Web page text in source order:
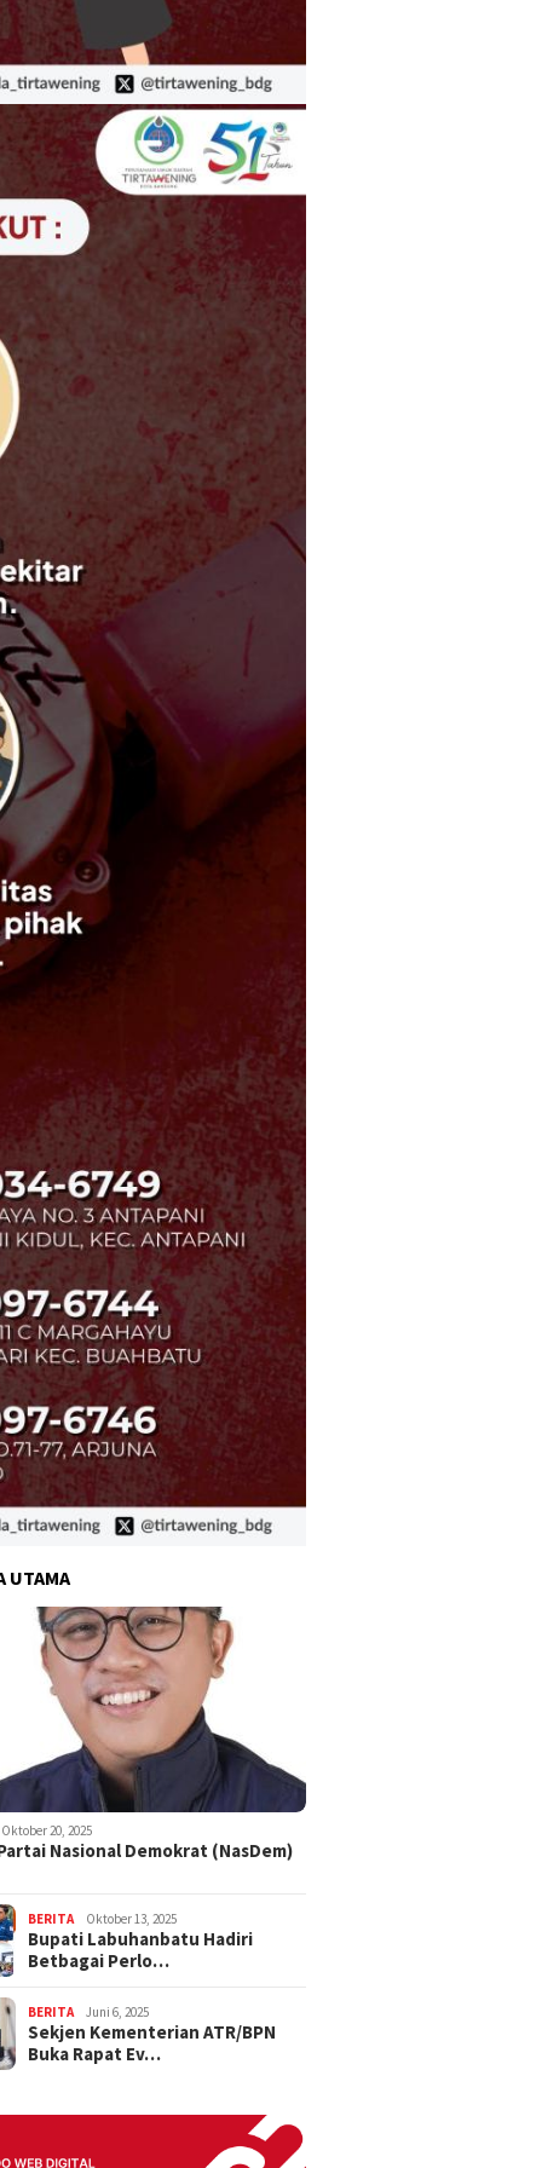
UTAMA
Oktober 20, 2025
Nasional Demokrat (NasDem)
BERITA Oktober 13, 2025
Bupati Labuhanbatu Hadiri
Betbagai Perlo…
BERITA Juni 6, 2025
Sekjen Kementerian ATR/BPN
Buka Rapat Ev…